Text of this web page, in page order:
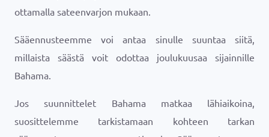
ottamalla sateenvarjon mukaan.
Sääennusteemme voi antaa sinulle suuntaa siitä,
millaista säästä voit odottaa joulukuusaa sijainnille
Bahama.
Jos suunnittelet Bahama matkaa lähiaikoina,
suosittelemme tarkistamaan kohteen tarkan